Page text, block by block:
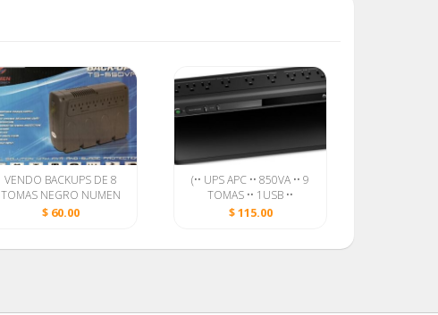
VENDO BACKUPS DE 8
TOMAS NEGRO NUMEN
650VA--BATERIA
$ 60.00
(•• UPS APC •• 850VA •• 9
TOMAS •• 1USB ••
PROTECTOR DE LINEA ••
$ 115.00